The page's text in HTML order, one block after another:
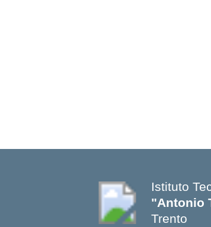
Istituto
"Antonio
Trento